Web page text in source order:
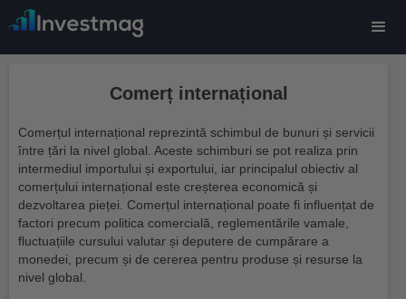
Comerț internațional
Comerțul internațional reprezintă schimbul de bunuri și servicii
între țări la nivel global. Aceste schimburi se pot realiza prin
intermediul importului și exportului, iar principalul obiectiv al
comerțului internațional este creșterea economică și
dezvoltarea pieței. Comerțul internațional poate fi influențat de
factori precum politica comercială, reglementările vamale,
fluctuațiile cursului valutar și deputere de cumpărare a
monedei, precum și de cererea pentru produse și resurse la
nivel global.